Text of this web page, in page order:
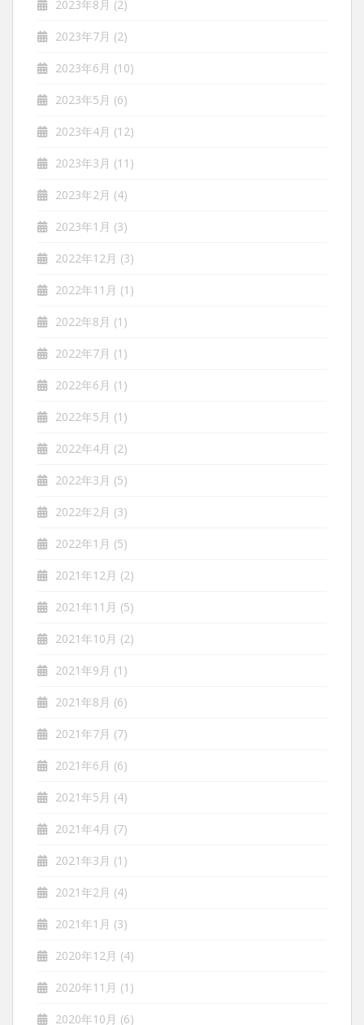
2023年8月 (2)
2023年7月 (2)
2023年6月 (10)
2023年5月 (6)
2023年4月 (12)
2023年3月 (11)
2023年2月 (4)
2023年1月 (3)
2022年12月 (3)
2022年11月 (1)
2022年8月 (1)
2022年7月 (1)
2022年6月 (1)
2022年5月 (1)
2022年4月 (2)
2022年3月 (5)
2022年2月 (3)
2022年1月 (5)
2021年12月 (2)
2021年11月 (5)
2021年10月 (2)
2021年9月 (1)
2021年8月 (6)
2021年7月 (7)
2021年6月 (6)
2021年5月 (4)
2021年4月 (7)
2021年3月 (1)
2021年2月 (4)
2021年1月 (3)
2020年12月 (4)
2020年11月 (1)
2020年10月 (6)